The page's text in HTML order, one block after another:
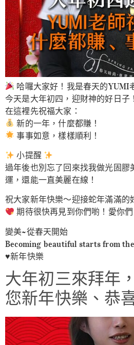
哈囉大家好！我是春天的YUMI
今天是大年初四，迎財神的好日子
在這裡先祝福大家：
新的一年，什麼都賺！
事事如意，樣樣順利！
小提醒
過年後也別忘了回來找我做光固膠
運，還能一直美麗在線！
祝大家新年快樂～迎接蛇年滿滿的
期待很快再見到你們喲！愛你們
變美~從春天開始
Becoming beautiful starts from
♥️新年快樂
大年初三來拜年
您新年快樂、恭